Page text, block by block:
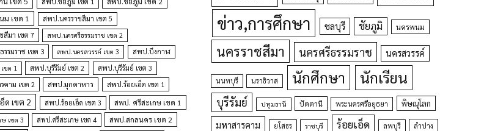
เขต 1
สพป.นครราชสีมา เขต 5
สีมา เขต 7
สพป.นครศรีธรรมราช เขต 2
รมราช เขต 3 สพป.นครสวรรค์ เขต 3
สพป.บึงกาฬ
ขต 1
สพป.บุรีรัมย์ เขต 2
สพป.บุรีรัมย์ เขต 3
คาม เขต 2
สพป.มุกดาหาร สพป.ร้อยเอ็ด เขต 1
ด เขต 2 สพป.ร้อยเอ็ด เขต 3 สพป. ศรีสะเกษ เขต 1
เขต 3 สพป.ศรีสะเกษ เขต 4 สพป.สกลนคร เขต 2
ข่าว,การศึกษา ชลบุรี ชัยภูมิ นครพนม
นครราชสีมา นครศรีธรรมราช นครสวรรค์
นนทบุรี นราธิวาส นักศึกษา นักเรียน
บุรีรัมย์ ปทุมธานี ปัตตานี พระนครศรีอยุธยา พิษณุโลก
มหาสารคาม ยโสธร ราชบุรี ร้อยเอ็ด ลพบุรี ลำปาง